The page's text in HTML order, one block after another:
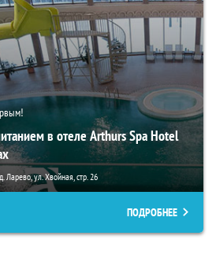
в отеле Arthurs Spa Hotel
Ларево, ул. Хвойная, стр. 26
ПОДРОБНЕЕ